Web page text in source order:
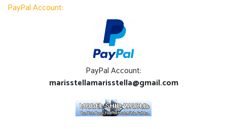
PayPal Account:
PayPal Account:
marisstellamarisstella@gmail.com